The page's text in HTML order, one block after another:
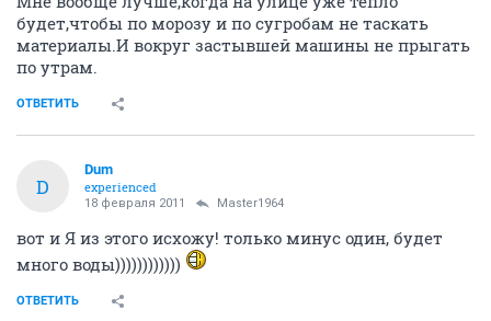
K
kosir
junior
18 февраля 2011 Автоинформатор
кто нибудь перечеслял на счет Дискус-49
Master1964
activist
Да нормально всё! Подумаешь,2-3 месяца подождать!
Мне вообще лучше,когда на улице уже тепло
будет,чтобы по морозу и по сугробам не таскать